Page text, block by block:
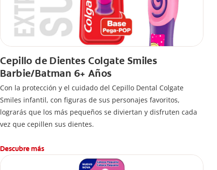
Cepillo de Dientes Colgate Smiles
Barbie/Batman 6+ Años
Con la protección y el cuidado del Cepillo Dental Colgate
Smiles infantil, con figuras de sus personajes favoritos,
lograrás que los más pequeños se diviertan y disfruten cada
vez que cepillen sus dientes.
Descubre más